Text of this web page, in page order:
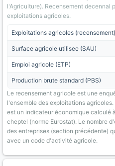
l'Agriculture). Recensement decennal
exploitations agricoles.
Exploitations agricoles (recensement)
Surface agricole utilisee (SAU)
Emploi agricole (ETP)
Production brute standard (PBS)
Le recensement agricole est une
l'ensemble des exploitations
est un indicateur économique calculé
cheptel (norme Eurostat). Le nombre
des entreprises (section précédente)
avec un code d'activité agricole.